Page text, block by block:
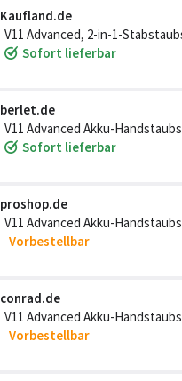
Kaufland.de
V11 Advanced, 2-in-1-
Boden, Vinyl, Holzboden
Sofort lieferbar
berlet.de
V11 Advanced Akku-
Sofort lieferbar
proshop.de
V11 Advanced Akku-
Vorbestellbar
conrad.de
V11 Advanced Akku-
Vorbestellbar